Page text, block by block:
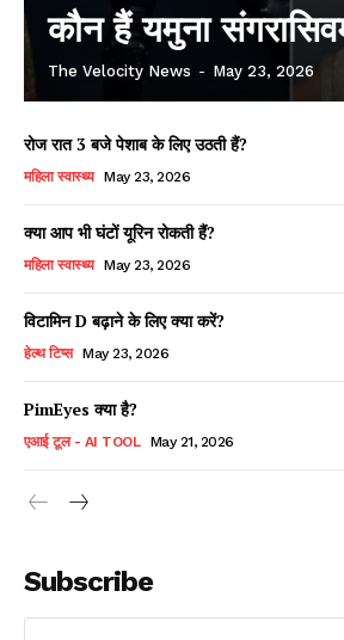
कौन हैं यमुना
The Velocity News - May 23, 2026
रोज रात 3 बजे पेशाब के लिए उठती हैं?
महिला स्वास्थ्य May 23, 2026
क्या आप भी घंटों यूरिन रोकती हैं?
महिला स्वास्थ्य May 23, 2026
विटामिन D बढ़ाने के लिए क्या करें?
हेल्थ टिप्स May 23, 2026
PimEyes क्या है?
एआई टूल - AI TOOL May 21, 2026
Subscribe